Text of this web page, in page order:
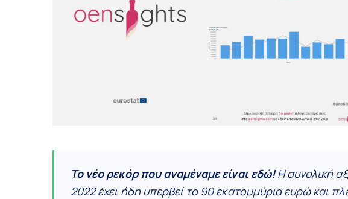
Το νέο ρεκόρ που αναμέναμε είναι εδώ!Η συνολική
2022 έχει ήδη υπερβεί τα 90 εκατομμύρια ευρώ και